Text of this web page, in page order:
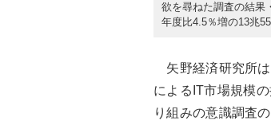
欲を尋ねた調査の結果
年度比4.5％増の13兆
矢野経済研究所は
によるIT市場規模
り組みの意識調査